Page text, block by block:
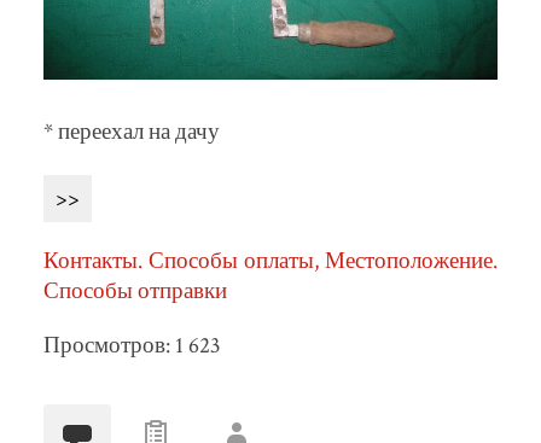
* переехал на дачу
>>
Контакты. Способы оплаты, Местоположение.
Способы отправки
Просмотров: 1 623